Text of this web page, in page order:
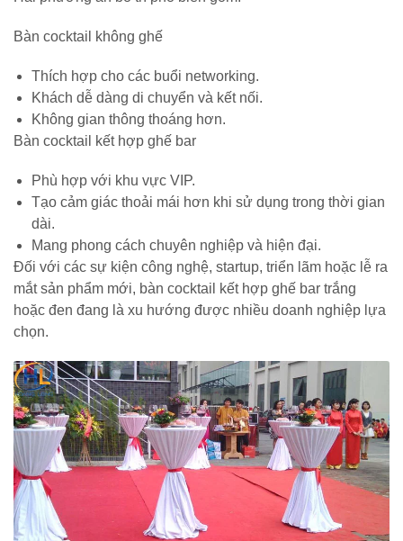
Bàn cocktail không ghế
Thích hợp cho các buổi networking.
Khách dễ dàng di chuyển và kết nối.
Không gian thông thoáng hơn.
Bàn cocktail kết hợp ghế bar
Phù hợp với khu vực VIP.
Tạo cảm giác thoải mái hơn khi sử dụng trong thời gian
dài.
Mang phong cách chuyên nghiệp và hiện đại.
Đối với các sự kiện công nghệ, startup, triển lãm hoặc lễ ra
mắt sản phẩm mới, bàn cocktail kết hợp ghế bar trắng
hoặc đen đang là xu hướng được nhiều doanh nghiệp lựa
chọn.